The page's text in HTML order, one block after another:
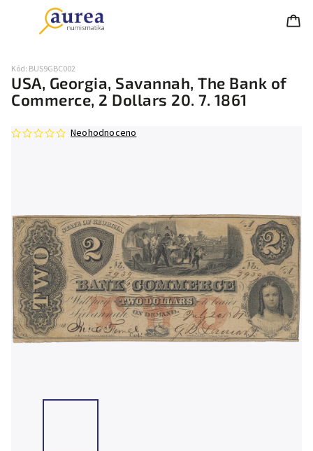
USA, Georgia, Savannah, The Bank of
Commerce, 2 Dollars 20. 7. 1861
Kód: BUS9GBC002
Neohodnoceno